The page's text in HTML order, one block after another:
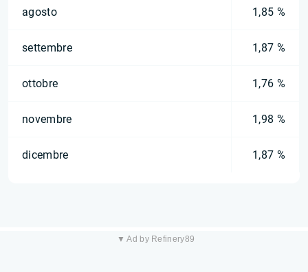
agosto 1,85 %
settembre 1,87 %
ottobre 1,76 %
novembre 1,98 %
dicembre 1,87 %
▼ Ad by Refinery89